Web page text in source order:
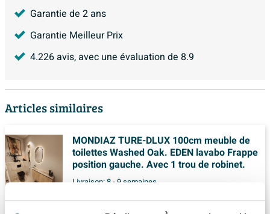
Garantie de 2 ans
Garantie Meilleur Prix
4.226avis, avec une évaluation de 8.9
Articles similaires
MONDIAZ TURE-DLUX 100cm meuble de
toilettes Washed Oak. EDEN lavabo Frappe
position gauche. Avec 1 trou de robinet.
Livraison: 8 - 9 semaines